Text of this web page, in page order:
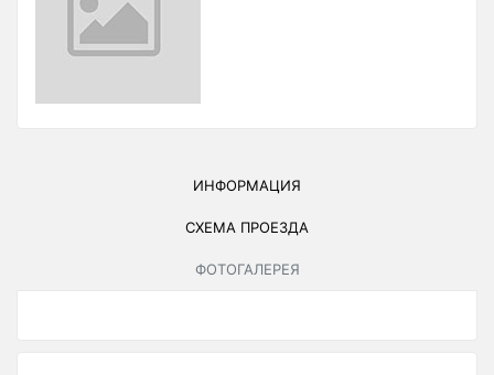
ИНФОРМАЦИЯ
СХЕМА ПРОЕЗДА
ФОТОГАЛЕРЕЯ